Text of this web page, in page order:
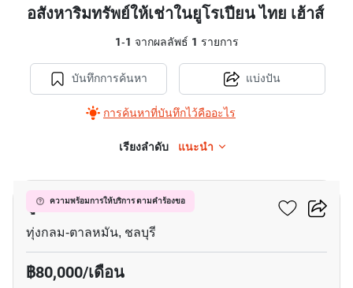
อสังหาริมทรัพย์ให้เช่าในยูโรเปียน ไทย เฮ้าส์
1-1 จากผลลัพธ์ 1 รายการ
บันทึกการค้นหา
การค้นหาที่บันทึกไว้คืออะไร
แบ่งปัน
เรียงลำดับ แนะนำ
ความพร้อมการให้บริการ ตามคำร้องขอ
ยูโรเปียน ไทย เฮ้าส์
ทุ่งกลม-ตาลหมัน, ชลบุรี
฿80,000/เดือน